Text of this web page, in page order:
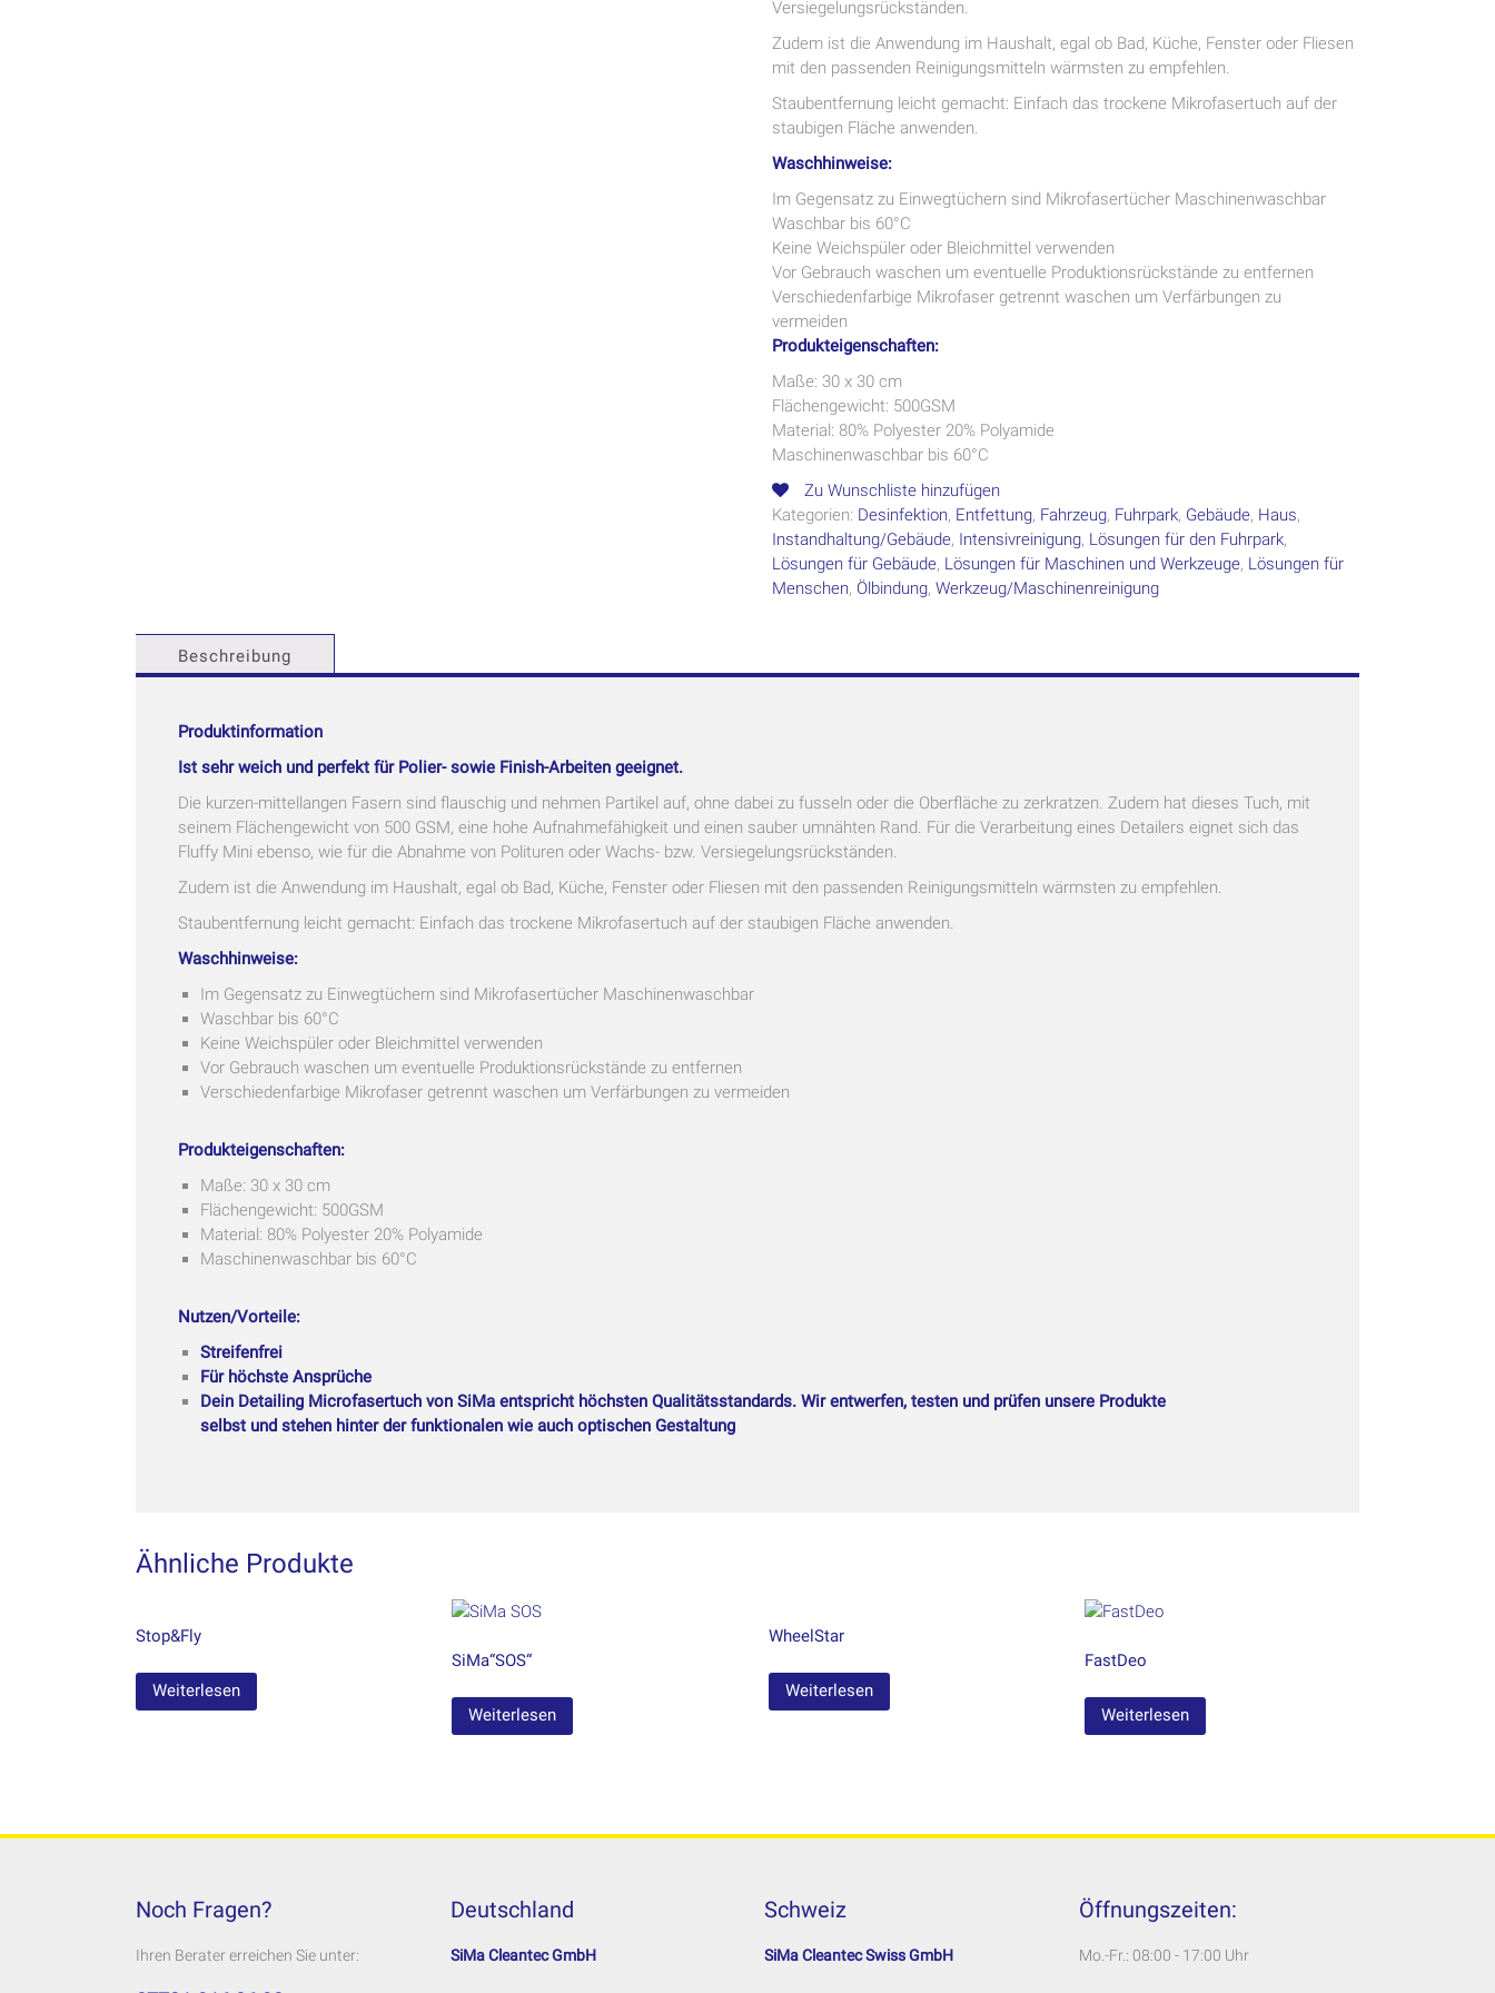
Versiegelungsrückständen.
Zudem ist die Anwendung im Haushalt, egal ob Bad, Küche, Fenster oder Fliesen
mit den passenden Reinigungsmitteln wärmsten zu empfehlen.
Staubentfernung leicht gemacht: Einfach das trockene Mikrofasertuch auf der
staubigen Fläche anwenden.
Waschhinweise:
Im Gegensatz zu Einwegtüchern sind Mikrofasertücher Maschinenwaschbar
Waschbar bis 60°C
Keine Weichspüler oder Bleichmittel verwenden
Vor Gebrauch waschen um eventuelle Produktionsrückstände zu entfernen
Verschiedenfarbige Mikrofaser getrennt waschen um Verfärbungen zu
vermeiden
Produkteigenschaften:
Maße: 30 x 30 cm
Flächengewicht: 500GSM
Material: 80% Polyester 20% Polyamide
Maschinenwaschbar bis 60°C
Zu Wunschliste hinzufügen
Kategorien: Desinfektion, Entfettung, Fahrzeug, Fuhrpark, Gebäude, Haus,
Instandhaltung/Gebäude, Intensivreinigung, Lösungen für den Fuhrpark,
Lösungen für Gebäude, Lösungen für Maschinen und Werkzeuge, Lösungen für
Menschen, Ölbindung, Werkzeug/Maschinenreinigung
Beschreibung
Produktinformation
Ist sehr weich und perfekt für Polier- sowie Finish-Arbeiten geeignet.
Die kurzen-mittellangen Fasern sind flauschig und nehmen Partikel auf, ohne dabei zu fusseln oder die Oberfläche zu zerkratzen. Zudem hat dieses Tuch, mit
seinem Flächengewicht von 500 GSM, eine hohe Aufnahmefähigkeit und einen sauber umnähten Rand. Für die Verarbeitung eines Detailers eignet sich das
Fluffy Mini ebenso, wie für die Abnahme von Polituren oder Wachs- bzw. Versiegelungsrückständen.
Zudem ist die Anwendung im Haushalt, egal ob Bad, Küche, Fenster oder Fliesen mit den passenden Reinigungsmitteln wärmsten zu empfehlen.
Staubentfernung leicht gemacht: Einfach das trockene Mikrofasertuch auf der staubigen Fläche anwenden.
Waschhinweise:
Im Gegensatz zu Einwegtüchern sind Mikrofasertücher Maschinenwaschbar
Waschbar bis 60°C
Keine Weichspüler oder Bleichmittel verwenden
Vor Gebrauch waschen um eventuelle Produktionsrückstände zu entfernen
Verschiedenfarbige Mikrofaser getrennt waschen um Verfärbungen zu vermeiden
Produkteigenschaften:
Maße: 30 x 30 cm
Flächengewicht: 500GSM
Material: 80% Polyester 20% Polyamide
Maschinenwaschbar bis 60°C
Nutzen/Vorteile:
Streifenfrei
Für höchste Ansprüche
Dein Detailing Microfasertuch von SiMa entspricht höchsten Qualitätsstandards. Wir entwerfen, testen und prüfen unsere Produkte
selbst und stehen hinter der funktionalen wie auch optischen Gestaltung
Ähnliche Produkte
Stop&Fly
Weiterlesen
SiMa“SOS“
Weiterlesen
WheelStar
Weiterlesen
FastDeo
Weiterlesen
Noch Fragen?
Ihren Berater erreichen Sie unter:
Deutschland
SiMa Cleantec GmbH
Schweiz
SiMa Cleantec Swiss GmbH
Öffnungszeiten:
Mo.-Fr.: 08:00 - 17:00 Uhr